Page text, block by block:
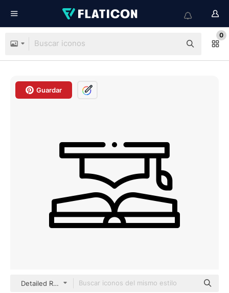
0
Guardar
Detailed Rounded Lineal